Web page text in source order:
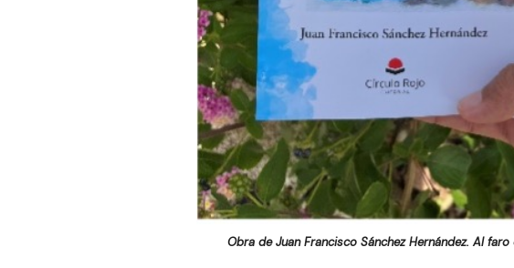
Obra de Juan Francisco Sánchez Hernández. Al